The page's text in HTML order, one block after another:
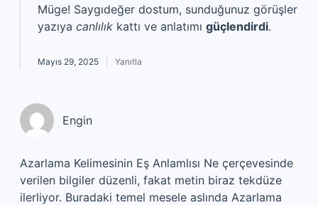
Müge! Saygıdeğer dostum, sunduğunuz görüşler
yazıya canlılık kattı ve anlatımı güçlendirdi.
Mayıs 29, 2025 Yanıtla
Engin
Azarlama Kelimesinin Eş Anlamlısı Ne çerçevesinde
verilen bilgiler düzenli, fakat metin biraz tekdüze
ilerliyor. Buradaki temel mesele aslında Azarlama